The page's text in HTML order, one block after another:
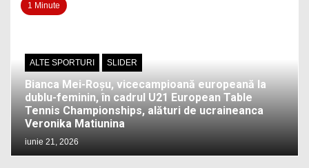
1 Minute
ALTE SPORTURI SLIDER
Bianca Mei-Roșu, vicecampioană europeană la
dublu-feminin, în cadrul U21 European Table
Tennis Championships, alături de ucraineanca
Veronika Matiunina
iunie 21, 2026